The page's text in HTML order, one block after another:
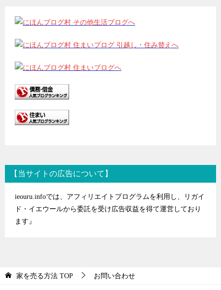
【当サイトの広告について】
ieouru.infoでは、アフィリエイトプログラムを利用し、リガイ
ド・イエウールから委託を受け広告収益を得て運営しており
ます』
家を売る方法 TOP お問い合わせ